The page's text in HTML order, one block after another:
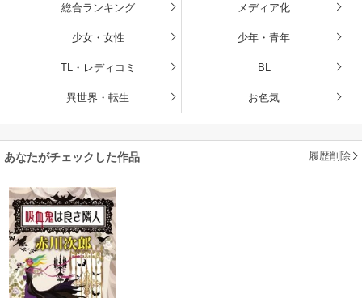
総合ランキング メディア化
少女・女性 少年・青年
TL・レディコミ BL
異世界・転生 お色気
あなたがチェックした作品 履歴削除